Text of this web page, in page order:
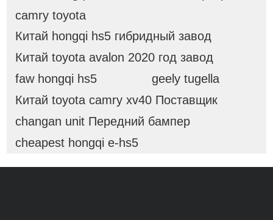
camry toyota
Китай hongqi hs5 гибридный завод
Китай toyota avalon 2020 год завод
faw hongqi hs5
geely tugella
Китай toyota camry xv40 Поставщик
changan unit Передний бампер
cheapest hongqi e-hs5